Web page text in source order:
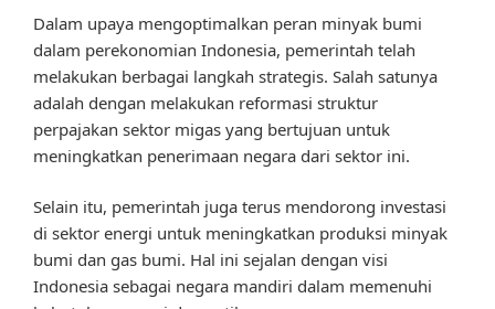
Dalam upaya mengoptimalkan peran minyak bumi
dalam perekonomian Indonesia, pemerintah telah
melakukan berbagai langkah strategis. Salah satunya
adalah dengan melakukan reformasi struktur
perpajakan sektor migas yang bertujuan untuk
meningkatkan penerimaan negara dari sektor ini.
Selain itu, pemerintah juga terus mendorong investasi
di sektor energi untuk meningkatkan produksi minyak
bumi dan gas bumi. Hal ini sejalan dengan visi
Indonesia sebagai negara mandiri dalam memenuhi